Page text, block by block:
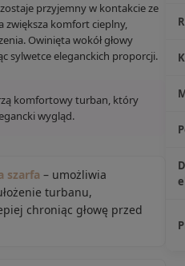
przyjemny w kontakcie ze
zwiększa komfort cieplny,
Owinięta wokół głowy
sylwetce eleganckich proporcji.
komfortowy turban, który
wygląd.
szarfa – umożliwia
turbanu,
chroniąc głowę przed